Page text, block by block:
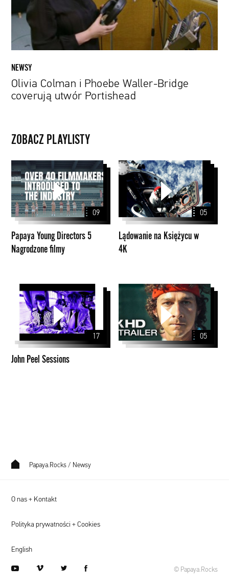
utwór
Portishead
NEWSY
Olivia Colman i Phoebe Waller-Bridge
coverują utwór Portishead
ZOBACZ PLAYLISTY
Papaya
Young
Directors
5
Nagrodzone
filmy
09
Papaya Young Directors 5
Nagrodzone filmy
Lądowanie
na
Księżycu
05
Lądowanie na Księżycu w
4K
John
Peel
Sessions
17
John Peel Sessions
05
Papaya.Rocks / Newsy
O nas + Kontakt
Polityka prywatności + Cookies
English
© Papaya.Rocks
youtube vimeo twitter facebook